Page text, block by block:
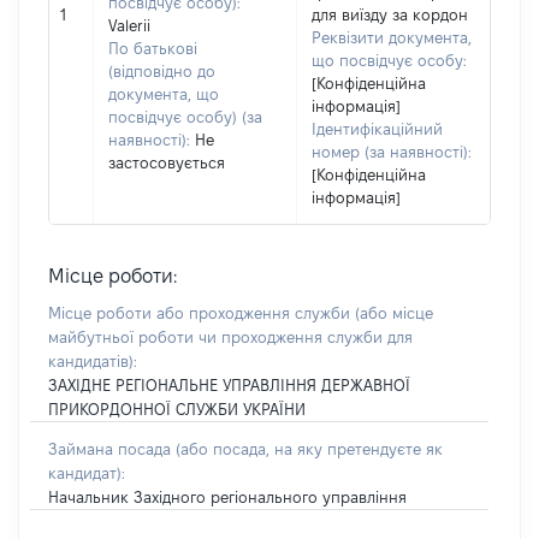
1
Valerii
По батькові
(відповідно до
документа, що
посвідчує особу) (за
наявності): Не
застосовується
для виїзду за кордон
Реквізити документа,
що посвідчує особу:
[Конфіденційна
інформація]
Ідентифікаційний
номер (за наявності):
[Конфіденційна
інформація]
Місце роботи:
Місце роботи або проходження служби (або місце
майбутньої роботи чи проходження служби для
кандидатів):
ЗАХІДНЕ РЕГІОНАЛЬНЕ УПРАВЛІННЯ ДЕРЖАВНОЇ
ПРИКОРДОННОЇ СЛУЖБИ УКРАЇНИ
Займана посада (або посада, на яку претендуєте як
кандидат):
Начальник Західного регіонального управління